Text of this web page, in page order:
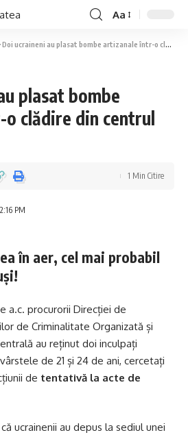
Aa
Doi ucraineni au plasat bombe artizanale într-o clădire din centrul Capitalei
plasat bombe
clădire din centrul
PM
1 Min Citire
în aer, cel mai probabil
a.c. procurorii Direcției de
de Criminalitate Organizată și
au reținut doi inculpați
de 21 și 24 de ani, cercetați
de tentativă la acte de
ucrainenii au depus la sediul unei